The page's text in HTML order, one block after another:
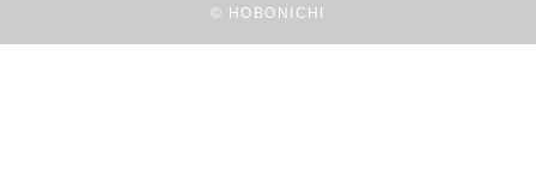
© HOBONICHI